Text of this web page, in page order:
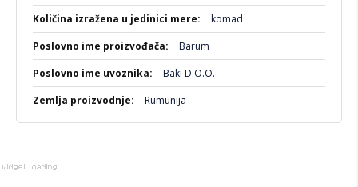
komad
Barum
Baki D.O.O.
Rumunija